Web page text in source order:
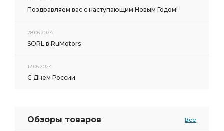
Поздравляем вас с наступающим Новым Годом!
28.06.2024
SORL в RuMotors
12.06.2024
С Днем России
Обзоры товаров Все